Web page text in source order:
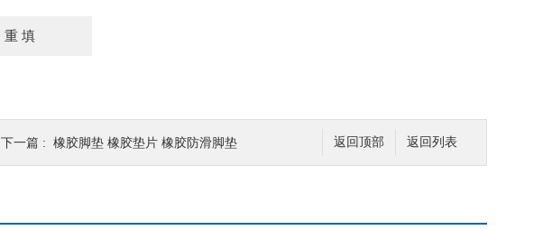
返回列表
返回顶部
下一篇 : 橡胶脚垫 橡胶垫片 橡胶防滑脚垫